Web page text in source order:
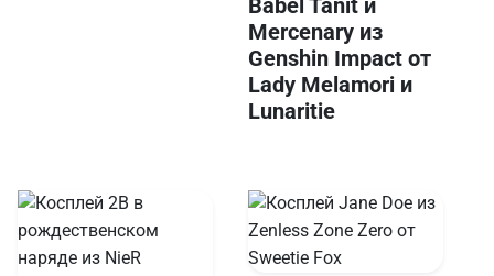
Babel Tanit и
Mercenary из
Genshin Impact от
Lady Melamori и
Lunaritie